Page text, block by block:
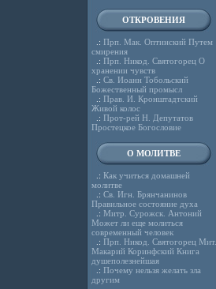
ОТКРОВЕНИЯ
.: Прп. Мак. Оптинский Путем
смирения
.: Прп. Никод. Святогорец О
хранении чувств
.: Св. Иоанн Тобольский
Божественный промысл
.: Прав. И. Кронштадтский
Живой колос
.: Прот-рей Н. Депутатов
Простецкое Богословие
О МОЛИТВЕ
.: Как учиться домашней
молитве
.: Св. Игн. Брянчанинов
Правильное состояние духа
.: Митр. Сурожск. Антоний
Может ли еще молиться
современный человек
.: Прп. Никод. Святогорец Мит.
Макарий Коринфский Книга
душеполезнейшая
.: Почему нельзя желать зла
другим